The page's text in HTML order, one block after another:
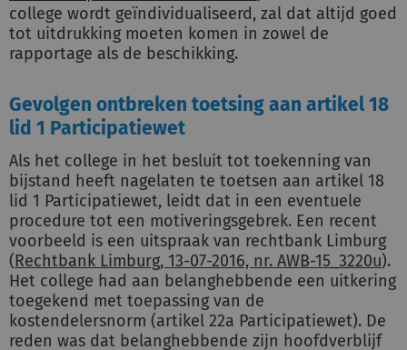
college wordt geïndividualiseerd, zal dat altijd goed
tot uitdrukking moeten komen in zowel de
rapportage als de beschikking.
Gevolgen ontbreken toetsing aan artikel 18
lid 1 Participatiewet
Als het college in het besluit tot toekenning van
bijstand heeft nagelaten te toetsen aan artikel 18
lid 1 Participatiewet, leidt dat in een eventuele
procedure tot een motiveringsgebrek. Een recent
voorbeeld is een uitspraak van rechtbank Limburg
(Rechtbank Limburg, 13-07-2016, nr. AWB-15_3220u).
Het college had aan belanghebbende een uitkering
toegekend met toepassing van de
kostendelersnorm (artikel 22a Participatiewet). De
reden was dat belanghebbende zijn hoofdverblijf